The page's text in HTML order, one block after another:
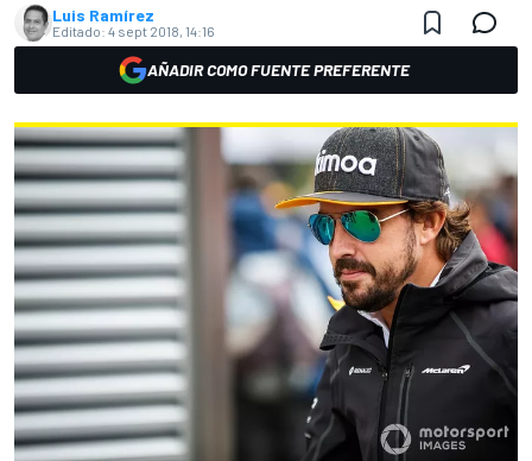
Luis Ramírez
Editado: 4 sept 2018, 14:16
AÑADIR COMO FUENTE PREFERENTE